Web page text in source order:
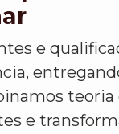
e
teoria
e